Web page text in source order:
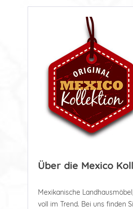
Über die Mexico
Mexikanische
voll im Trend. Bei uns finden